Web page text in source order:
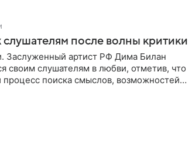
после волны критики
артист РФ Дима Билан
своим слушателям в любви, отметив, что
поиска смыслов, возможностей и